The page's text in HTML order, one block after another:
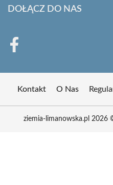
DOŁĄCZ DO NAS
Kontakt O Nas
ziemia-limanowska.pl 2026